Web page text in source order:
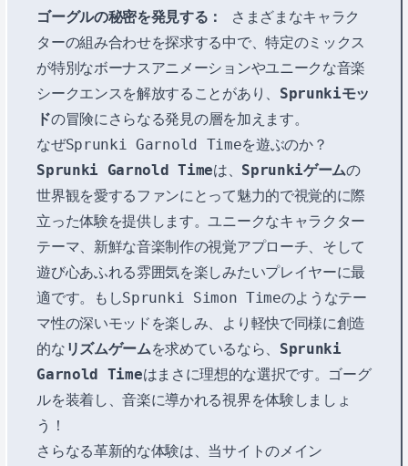
ゴーグルの秘密を発見する：
さまざまなキャラク
ターの組み合わせを探求する中で、特定のミックス
が特別なボーナスアニメーションやユニークな音楽
シークエンスを解放することがあり、 Sprunkiモッ
ドの冒険にさらなる発見の層を加えます。
なぜSprunki Garnold Timeを遊ぶのか？
Sprunki Garnold Timeは、 Sprunkiゲームの
世界観を愛するファンにとって魅力的で視覚的に際
立った体験を提供します。ユニークなキャラクター
テーマ、新鮮な音楽制作の視覚アプローチ、そして
遊び心あふれる雰囲気を楽しみたいプレイヤーに最
適です。もしSprunki Simon Timeのようなテー
マ性の深いモッドを楽しみ、より軽快で同様に創造
的な リズムゲームを求めているなら、 Sprunki
Garnold Timeはまさに理想的な選択です。ゴーグ
ルを装着し、音楽に導かれる視界を体験しましょ
う！
さらなる革新的な体験は、当サイトのメイン